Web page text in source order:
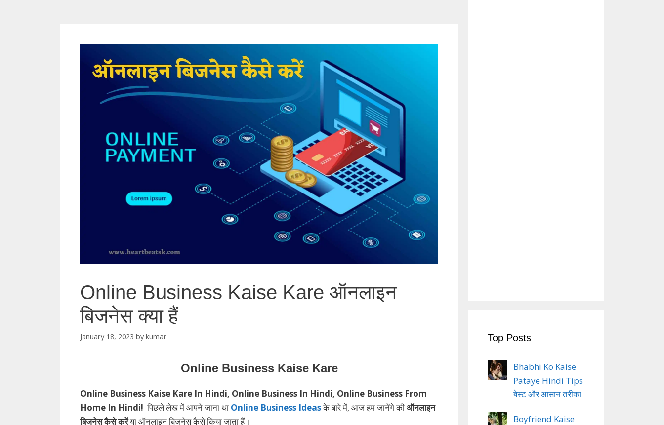
Online Business Kaise Kare ऑनलाइन
बिजनेस क्या हैं
January 18, 2023 by kumar
Online Business Kaise Kare
Online Business Kaise Kare In Hindi, Online Business In Hindi, Online Business From
Home In Hindi!पिछले लेख में आपने जाना था Online Business Ideasके बारे में, आज हम जानेंगे कीऑनलाइन
बिजनेस कैसे करेंया ऑनलाइन बिजनेस कैसे किया जाता हैं।
Top Posts
Bhabhi Ko Kaise
Pataye Hindi Tips
बेस्ट और आसान तरीका
Boyfriend Kaise